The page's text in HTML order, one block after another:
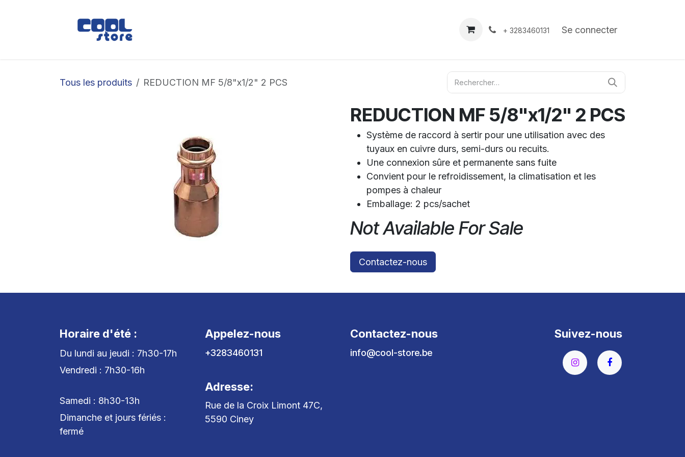
À propos Contact
+ 3283460131 Se connecter
Tous les produits REDUCTION MF 5/8"x1/2" 2 PCS
REDUCTION MF 5/8"x1/2" 2 PCS
Système de raccord à sertir pour une utilisation avec des
tuyaux en cuivre durs, semi-durs ou recuits.
Une connexion sûre et permanente sans fuite
Convient pour le refroidissement, la climatisation et les
pompes à chaleur
Emballage: 2 pcs/sachet
Not Available For Sale
Contactez-nous
Horaire d'été :
Du lundi au jeudi : 7h30-17h
Vendredi : 7h30-16h
Samedi : 8h30-13h
Dimanche et jours fériés :
fermé
Appelez-nous
+3283460131
Adresse:
Rue de la Croix Limont 47C,
5590 Ciney
Contactez-nous
info@cool-store.be
Suivez-nous